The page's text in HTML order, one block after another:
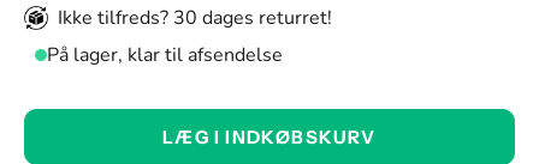
Ikke tilfreds? 30 dages returret!
På lager, klar til afsendelse
Farve:
LÆG I INDKØBSKURV